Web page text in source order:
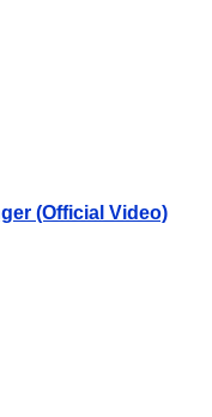
(Official Video)